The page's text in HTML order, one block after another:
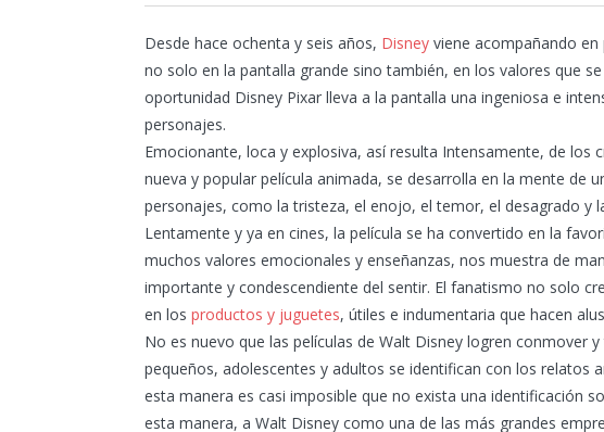
Desde hace ochenta y seis años, Disney viene acompañando
no solo en la pantalla grande sino también, en los valores que
oportunidad Disney Pixar lleva a la pantalla una ingeniosa e
personajes.
Emocionante, loca y explosiva, así resulta Intensamente, de los
nueva y popular película animada, se desarrolla en la mente de
personajes, como la tristeza, el enojo, el temor, el desagrado y
Lentamente y ya en cines, la película se ha convertido en la
muchos valores emocionales y enseñanzas, nos muestra de
importante y condescendiente del sentir. El fanatismo no solo
en los productos y juguetes, útiles e indumentaria que hacen
No es nuevo que las películas de Walt Disney logren conmover
pequeños, adolescentes y adultos se identifican con los relatos
esta manera es casi imposible que no exista una identificación
esta manera, a Walt Disney como una de las más grandes